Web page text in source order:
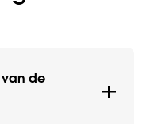
van de